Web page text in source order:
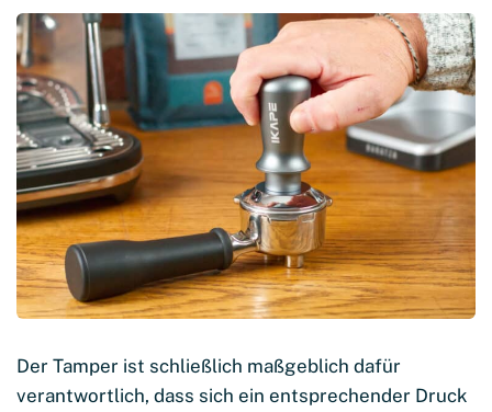
Der Tamper ist schließlich maßgeblich dafür
verantwortlich, dass sich ein entsprechender Druck